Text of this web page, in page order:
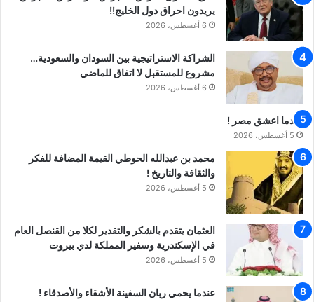
يريدون احراق دول الخليج!!
6 أغسطس، 2026
الشراكة الاستراتيجية بين السودان والسعودية…
مشروع للمستقبل لا اتفاق للماضي
6 أغسطس، 2026
عندما اعشق مصر !
5 أغسطس، 2026
محمد بن عبدالله الحوطي القيمة المضافة للفكر
والثقافة والتاريخ !
5 أغسطس، 2026
العثمان يتقدم بالشكر والتقدير لكلا من القنصل العام
في الإسكندرية وسفير المملكة لدي بيروت
5 أغسطس، 2026
عندما يحمي ربان السفينة الأشقاء والأصدقاء !